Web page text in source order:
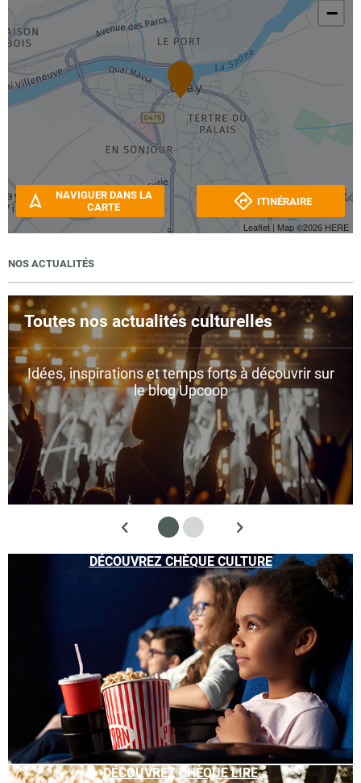
−
Leaflet | Map ©2026 HERE
NAVIGUER DANS LA
CARTE
ITINÉRAIRE
NOS ACTUALITÉS
Toutes nos actualités culturelles
Idées, inspirations et temps forts à découvrir sur
le blog Upcoop
DÉCOUVREZ CHÈQUE CULTURE
DÉCOUVREZ CHÈQUE LIRE